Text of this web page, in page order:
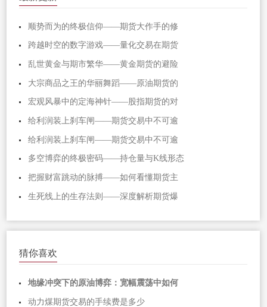
顺势而为的终极信仰——期货大作手的修
跨越时空的数字游戏——量化交易在期货
乱世黄金与期市繁华——黄金期货的避险
大宗商品之王的华丽舞蹈——原油期货的
宏观风暴中的定海神针——股指期货的对
给利润装上刹车闸——期货交易中不可逾
给利润装上刹车闸——期货交易中不可逾
多空博弈的终极密码——持仓量与K线形态
把握财富跳动的脉搏——如何看懂期货主
生死线上的生存法则——深度解析期货爆
猜你喜欢
地缘冲突下的原油博弈：宽幅震荡中如何
动力煤期货交易的手续费是多少